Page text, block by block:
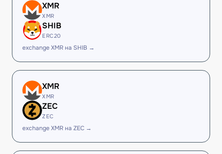
XMR
XMR
SHIB
ERC20
exchange XMR на SHIB →
XMR
XMR
ZEC
ZEC
exchange XMR на ZEC →